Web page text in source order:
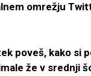
omrežju
poveš, kako si
že v srednji